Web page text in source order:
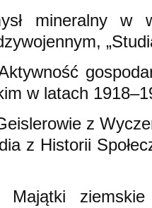
mineralny w
w latach
z
z Historii
Majątki